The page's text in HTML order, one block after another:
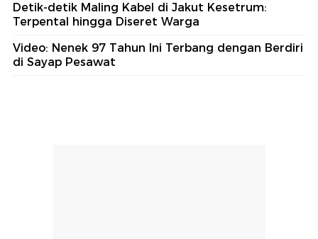
Detik-detik Maling Kabel di Jakut Kesetrum:
Terpental hingga Diseret Warga
Video: Nenek 97 Tahun Ini Terbang dengan Berdiri
di Sayap Pesawat